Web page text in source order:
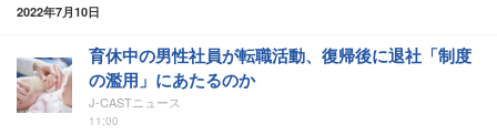
2022年7月10日
育休中の男性社員が転職活動、復帰後に退社「制度
の濫用」にあたるのか
J-CASTニュース
11:00